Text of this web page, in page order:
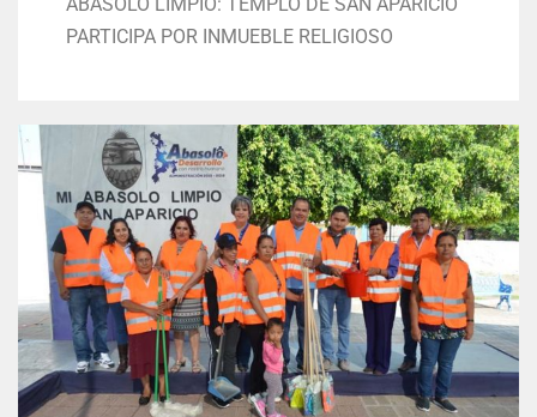
PARTICIPA POR INMUEBLE RELIGIOSO